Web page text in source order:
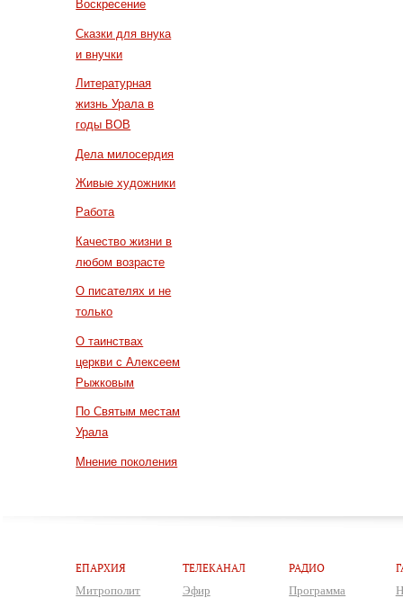
Воскресение
Сказки для внука
и внучки
Литературная
жизнь Урала в
годы ВОВ
Дела милосердия
Живые художники
Работа
Качество жизни в
любом возрасте
О писателях и не
только
О таинствах
церкви с Алексеем
Рыжковым
По Святым местам
Урала
Мнение поколения
ЕПАРХИЯ
Митрополит
ТЕЛЕКАНАЛ
Эфир
РАДИО
Программа